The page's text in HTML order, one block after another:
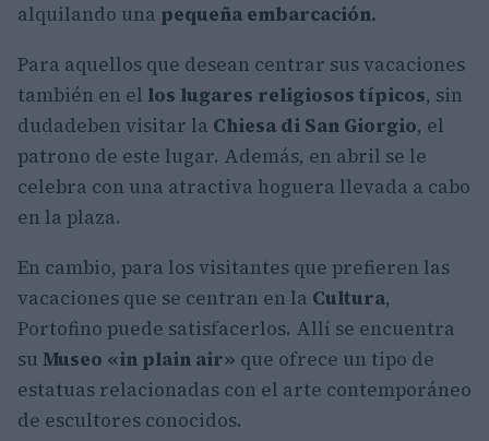
alquilando una pequeña embarcación.
Para aquellos que desean centrar sus vacaciones
también en el los lugares religiosos típicos, sin
dudadeben visitar la Chiesa di San Giorgio, el
patrono de este lugar. Además, en abril se le
celebra con una atractiva hoguera llevada a cabo
en la plaza.
En cambio, para los visitantes que prefieren las
vacaciones que se centran en la Cultura,
Portofino puede satisfacerlos. Allí se encuentra
su Museo «in plain air» que ofrece un tipo de
estatuas relacionadas con el arte contemporáneo
de escultores conocidos.